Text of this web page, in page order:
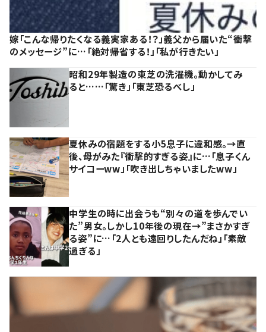
嫁「こんな帰りたくなる義実家ある！？」義父から届いた“衝撃
のメッセージ”に…「絶対帰省する！」「私が行きたい」
昭和29年製造の東芝の洗濯機。動かしてみ
ると……「驚き」「東芝恐るべし」
夏休みの宿題をする小5息子に違和感。→直
後、母がみた『衝撃的すぎる姿』に…「息子くん
サイコーww」「吹き出しちゃいましたww」
中学生の時に出会うも“別々の道を歩んでい
た”男女。しかし10年後の現在→”まさかすぎ
る姿”に…「2人とも遠回りしたんだね」「素敵
過ぎる」